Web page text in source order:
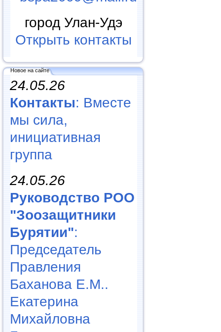
город Улан-Удэ
Открыть контакты
Новое на сайте
24.05.26
Контакты: Вместе
мы сила,
инициативная
группа
24.05.26
Руководство РОО
"Зоозащитники
Бурятии":
Председатель
Правления
Баханова Е.М..
Екатерина
Михайловна